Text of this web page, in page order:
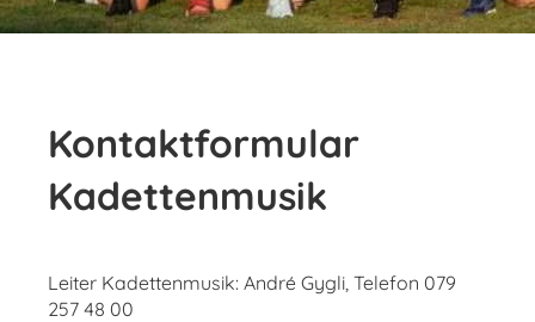
Kontaktformular
Kadettenmusik
Leiter Kadettenmusik: André Gygli, Telefon 079
257 48 00